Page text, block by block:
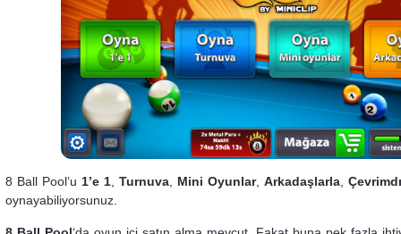
8 Ball Pool’u 1’e 1 Turnuva Mini Oyunlar, Arkadaşlarla
oynayabiliyorsunuz.